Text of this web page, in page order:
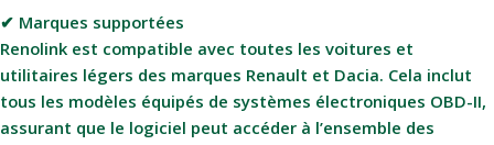
✔ Marques supportées
Renolink est compatible avec toutes les voitures et
utilitaires légers des marques Renault et Dacia. Cela inclut
tous les modèles équipés de systèmes électroniques OBD-II,
assurant que le logiciel peut accéder à l’ensemble des